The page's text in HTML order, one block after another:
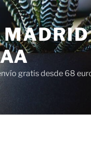
gratis desde 68